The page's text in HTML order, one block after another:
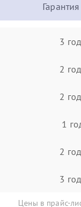
Гарантия
3
2
2
1
2
3
Цены в прайс-